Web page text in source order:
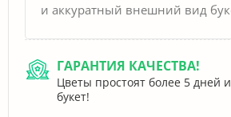
и аккуратный внешний вид
ГАРАНТИЯ КАЧЕСТВА!
Цветы простоят более 5 дней
букет!